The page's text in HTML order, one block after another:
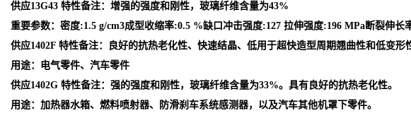
供应13G43 特性备注：增强的强度和刚性，玻璃纤维含量为43%
重要参数：密度:1.5 g/cm3成型收缩率:0.5 %缺口冲击强度:127 拉伸强度:196 MPa断裂伸长
供应1402F 特性备注：良好的抗热老化性、快速结晶、低用于超快造型周期翘曲性和低变形
用途：电气零件、汽车零件
供应1402G 特性备注：强的强度和刚性，玻璃纤维含量为33%。具有良好的抗热老化性。
用途：加热器水箱、燃料喷射器、防滑刹车系统感测器，以及汽车其他机罩下零件。